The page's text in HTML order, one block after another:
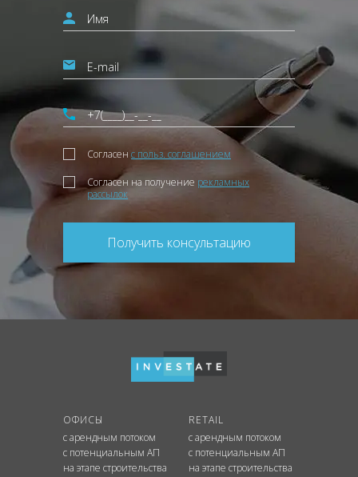
Согласен с польз. соглашением
Согласен на получение рекламных
рассылок
Получить консультацию
ОФИСЫ
с арендным потоком
с потенциальным АП
на этапе строительства
RETAIL
с арендным потоком
с потенциальным АП
на этапе строительства